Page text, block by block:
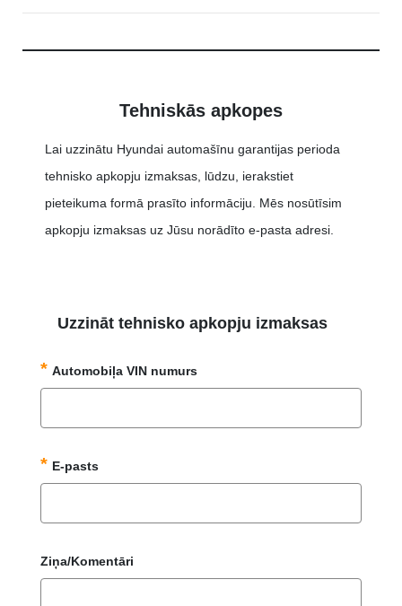
Tehniskās apkopes
Lai uzzinātu Hyundai automašīnu garantijas perioda
tehnisko apkopju izmaksas, lūdzu, ierakstiet
pieteikuma formā prasīto informāciju. Mēs nosūtīsim
apkopju izmaksas uz Jūsu norādīto e-pasta adresi.
Uzzināt tehnisko apkopju izmaksas
Automobiļa VIN numurs
E-pasts
Ziņa/Komentāri